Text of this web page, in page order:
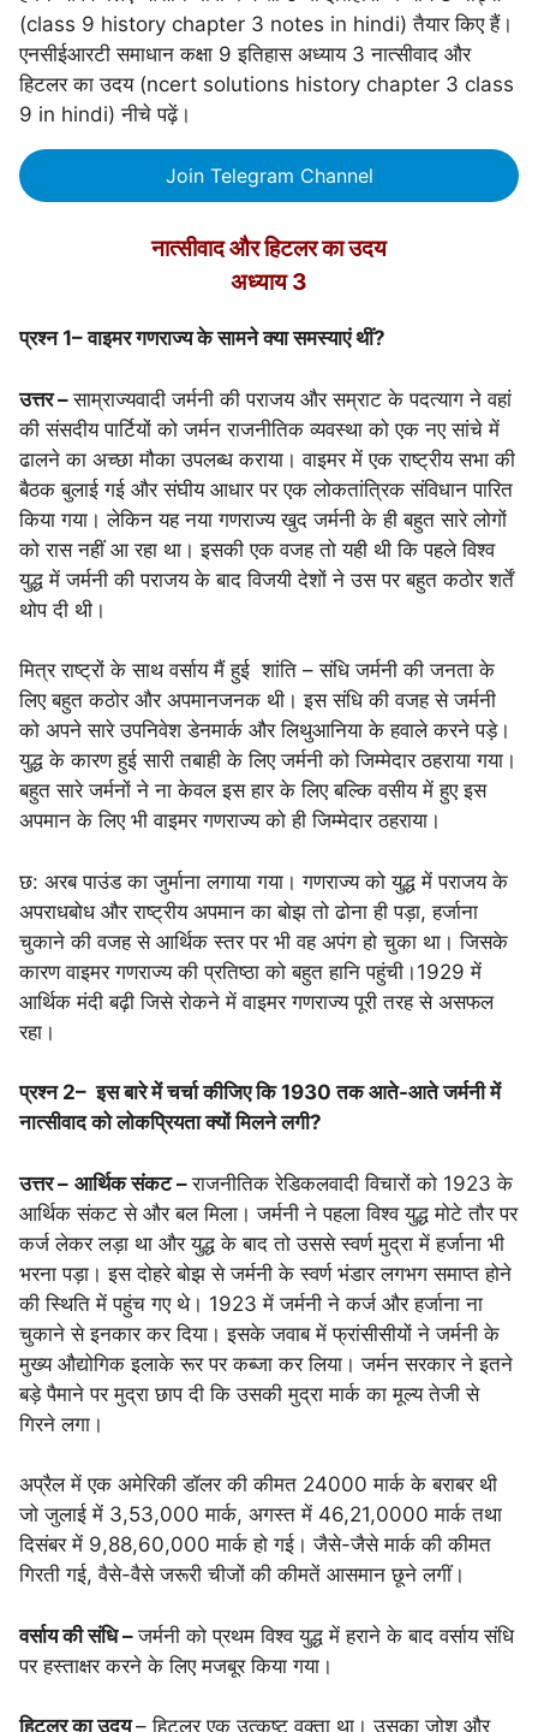
(class 9 history chapter 3 notes in hindi) तैयार किए हैं।
एनसीईआरटी समाधान कक्षा 9 इतिहास अध्याय 3 नात्सीवाद और
हिटलर का उदय (ncert solutions history chapter 3 class
9 in hindi) नीचे पढ़ें।
Join Telegram Channel
नात्सीवाद और हिटलर का उदय
अध्याय 3
प्रश्न 1–वाइमर गणराज्य के सामने क्या समस्याएं थीं?
उत्तर –साम्राज्यवादी जर्मनी की पराजय और सम्राट के पदत्याग ने वहां
की संसदीय पार्टियों को जर्मन राजनीतिक व्यवस्था को एक नए सांचे में
ढालने का अच्छा मौका उपलब्ध कराया। वाइमर में एक राष्ट्रीय सभा की
बैठक बुलाई गई और संघीय आधार पर एक लोकतांत्रिक संविधान पारित
किया गया। लेकिन यह नया गणराज्य खुद जर्मनी के ही बहुत सारे लोगों
को रास नहीं आ रहा था। इसकी एक वजह तो यही थी कि पहले विश्व
युद्ध में जर्मनी की पराजय के बाद विजयी देशों ने उस पर बहुत कठोर शर्तें
थोप दी थी।
मित्र राष्ट्रों के साथ वर्साय मैं हुई शांति – संधि जर्मनी की जनता के
लिए बहुत कठोर और अपमानजनक थी। इस संधि की वजह से जर्मनी
को अपने सारे उपनिवेश डेनमार्क और लिथुआनिया के हवाले करने पड़े।
युद्ध के कारण हुई सारी तबाही के लिए जर्मनी को जिम्मेदार ठहराया गया।
बहुत सारे जर्मनों ने ना केवल इस हार के लिए बल्कि वसीय में हुए इस
अपमान के लिए भी वाइमर गणराज्य को ही जिम्मेदार ठहराया।
छ: अरब पाउंड का जुर्माना लगाया गया। गणराज्य को युद्ध में पराजय के
अपराधबोध और राष्ट्रीय अपमान का बोझ तो ढोना ही पड़ा, हर्जाना
चुकाने की वजह से आर्थिक स्तर पर भी वह अपंग हो चुका था। जिसके
कारण वाइमर गणराज्य की प्रतिष्ठा को बहुत हानि पहुंची।1929 में
आर्थिक मंदी बढ़ी जिसे रोकने में वाइमर गणराज्य पूरी तरह से असफल
रहा।
प्रश्न 2–इस बारे में चर्चा कीजिए कि 1930 तक आते-आते जर्मनी में
नात्सीवाद को लोकप्रियता क्यों मिलने लगी?
उत्तर – आर्थिक संकट –राजनीतिक रेडिकलवादी विचारों को 1923 के
आर्थिक संकट से और बल मिला। जर्मनी ने पहला विश्व युद्ध मोटे तौर पर
कर्ज लेकर लड़ा था और युद्ध के बाद तो उससे स्वर्ण मुद्रा में हर्जाना भी
भरना पड़ा। इस दोहरे बोझ से जर्मनी के स्वर्ण भंडार लगभग समाप्त होने
की स्थिति में पहुंच गए थे। 1923 में जर्मनी ने कर्ज और हर्जाना ना
चुकाने से इनकार कर दिया। इसके जवाब में फ्रांसीसीयों ने जर्मनी के
मुख्य औद्योगिक इलाके रूर पर कब्जा कर लिया। जर्मन सरकार ने इतने
बड़े पैमाने पर मुद्रा छाप दी कि उसकी मुद्रा मार्क का मूल्य तेजी से
गिरने लगा।
अप्रैल में एक अमेरिकी डॉलर की कीमत 24000 मार्क के बराबर थी
जो जुलाई में 3,53,000 मार्क, अगस्त में 46,21,0000 मार्क तथा
दिसंबर में 9,88,60,000 मार्क हो गई। जैसे-जैसे मार्क की कीमत
गिरती गई, वैसे-वैसे जरूरी चीजों की कीमतें आसमान छूने लगीं।
वर्साय की संधि –जर्मनी को प्रथम विश्व युद्ध में हराने के बाद वर्साय संधि
पर हस्ताक्षर करने के लिए मजबूर किया गया।
हिटलर का उदय– हिटलर एक उत्कृष्ट वक्ता था। उसका जोश और